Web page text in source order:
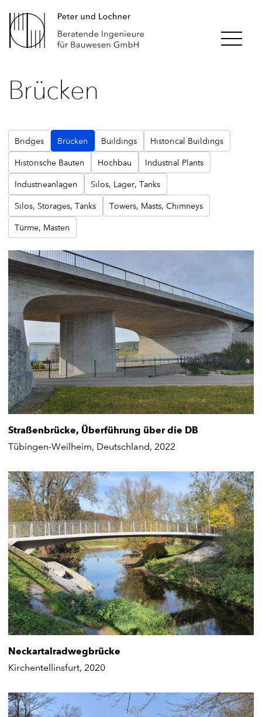
Brücken
Bridges Brücken Buildings Historical Buildings
Historische Bauten Hochbau Industrial Plants
Industrieanlagen Silos, Lager, Tanks
Silos, Storages, Tanks Towers, Masts, Chimneys
Türme, Masten
Straßenbrücke, Überführung über die DB
Tübingen-Weilheim, Deutschland, 2022
Neckartalradwegbrücke
Kirchentellinsfurt, 2020